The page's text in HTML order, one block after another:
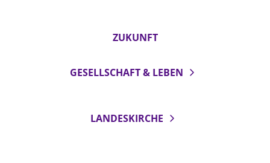
ZUKUNFT
GESELLSCHAFT & LEBEN
LANDESKIRCHE